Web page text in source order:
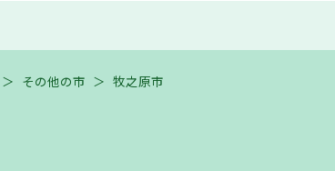
＞ その他の市 ＞ 牧之原市